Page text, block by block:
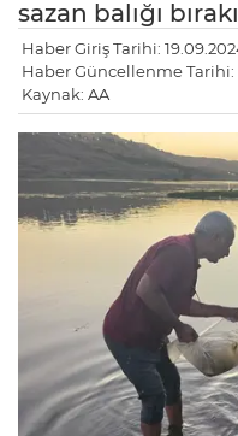
sazan balığı
Haber Giriş Tarihi:
Haber Güncellenme Tarihi:
Kaynak: AA